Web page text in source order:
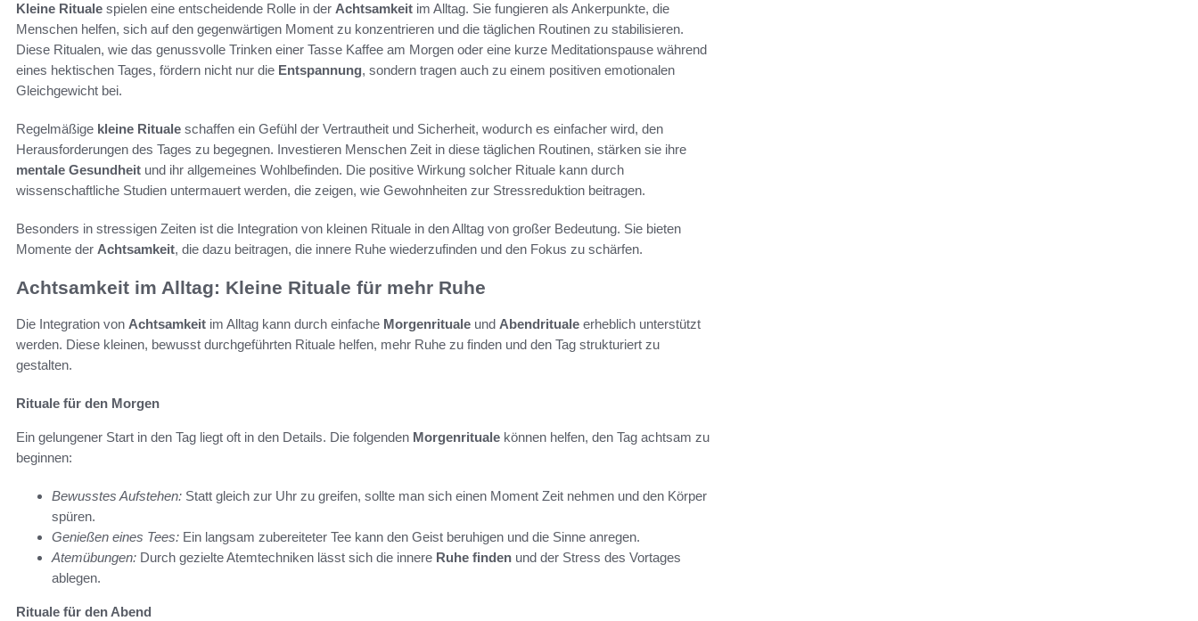
Kleine Rituale spielen eine entscheidende Rolle in der Achtsamkeit im Alltag. Sie fungieren als Ankerpunkte, die
Menschen helfen, sich auf den gegenwärtigen Moment zu konzentrieren und die täglichen Routinen zu stabilisieren.
Diese Ritualen, wie das genussvolle Trinken einer Tasse Kaffee am Morgen oder eine kurze Meditationspause während
eines hektischen Tages, fördern nicht nur die Entspannung, sondern tragen auch zu einem positiven emotionalen
Gleichgewicht bei.
Regelmäßige kleine Rituale schaffen ein Gefühl der Vertrautheit und Sicherheit, wodurch es einfacher wird, den
Herausforderungen des Tages zu begegnen. Investieren Menschen Zeit in diese täglichen Routinen, stärken sie ihre
mentale Gesundheit und ihr allgemeines Wohlbefinden. Die positive Wirkung solcher Rituale kann durch
wissenschaftliche Studien untermauert werden, die zeigen, wie Gewohnheiten zur Stressreduktion beitragen.
Besonders in stressigen Zeiten ist die Integration von kleinen Rituale in den Alltag von großer Bedeutung. Sie bieten
Momente der Achtsamkeit, die dazu beitragen, die innere Ruhe wiederzufinden und den Fokus zu schärfen.
Achtsamkeit im Alltag: Kleine Rituale für mehr Ruhe
Die Integration von Achtsamkeit im Alltag kann durch einfache Morgenrituale und Abendrituale erheblich unterstützt
werden. Diese kleinen, bewusst durchgeführten Rituale helfen, mehr Ruhe zu finden und den Tag strukturiert zu
gestalten.
Rituale für den Morgen
Ein gelungener Start in den Tag liegt oft in den Details. Die folgenden Morgenrituale können helfen, den Tag achtsam zu
beginnen:
Bewusstes Aufstehen: Statt gleich zur Uhr zu greifen, sollte man sich einen Moment Zeit nehmen und den Körper
spüren.
Genießen eines Tees: Ein langsam zubereiteter Tee kann den Geist beruhigen und die Sinne anregen.
Atemübungen: Durch gezielte Atemtechniken lässt sich die innere Ruhe finden und der Stress des Vortages
ablegen.
Rituale für den Abend